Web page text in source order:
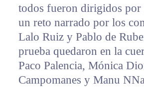
todos fueron dirigidos por
un reto narrado por los
Lalo Ruiz y Pablo de
prueba quedaron en la
Paco Palencia, Mónica
Campomanes y Manu